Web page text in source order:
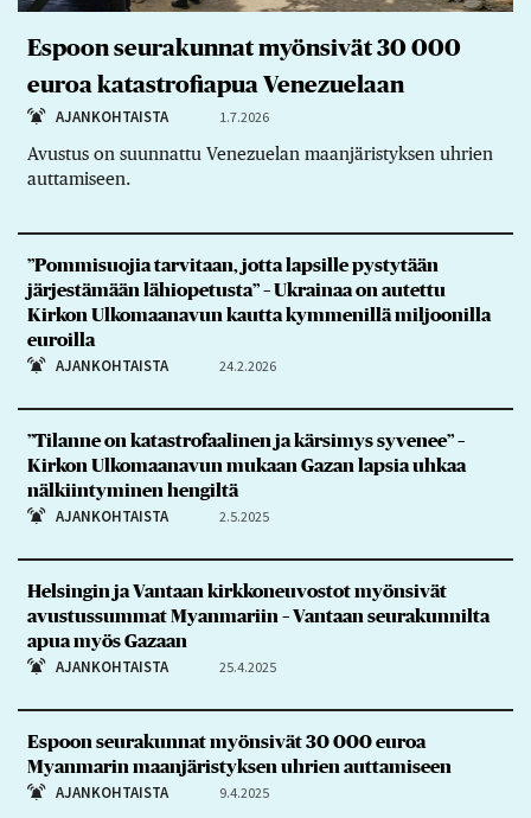
Espoon seurakunnat myönsivät 30 000
euroa katastrofiapua Venezuelaan
AJANKOHTAISTA 1.7.2026
Avustus on suunnattu Venezuelan maanjäristyksen uhrien
auttamiseen.
”Pommisuojia tarvitaan, jotta lapsille pystytään
järjestämään lähiopetusta” – Ukrainaa on autettu
Kirkon Ulkomaanavun kautta kymmenillä miljoonilla
euroilla
AJANKOHTAISTA 24.2.2026
”Tilanne on katastrofaalinen ja kärsimys syvenee” –
Kirkon Ulkomaanavun mukaan Gazan lapsia uhkaa
nälkiintyminen hengiltä
AJANKOHTAISTA 2.5.2025
Helsingin ja Vantaan kirkkoneuvostot myönsivät
avustussummat Myanmariin – Vantaan seurakunnilta
apua myös Gazaan
AJANKOHTAISTA 25.4.2025
Espoon seurakunnat myönsivät 30 000 euroa
Myanmarin maanjäristyksen uhrien auttamiseen
AJANKOHTAISTA 9.4.2025